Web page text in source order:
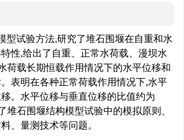
型试验方法,研究了堆石围堰在自重和水
性,给出了自重、正常水荷载、漫坝水
荷载长期恒载作用情况下的水平位移和
表明在各种正常荷载作用情况下,水平
。水平位移与垂直位移的比值约为
堆石围堰结构模型试验中的模拟原则、
、量测技术等问题。